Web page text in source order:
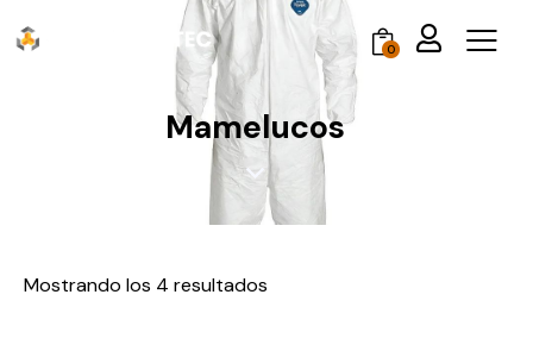
0
Mamelucos
Mostrando los 4 resultados